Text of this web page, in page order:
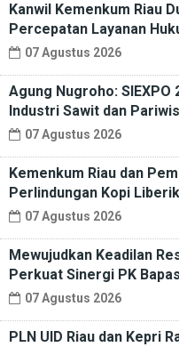
Kanwil Kemenkum Riau
Percepatan Layanan
07 Agustus 2026
Agung Nugroho:
Industri Sawit dan
07 Agustus 2026
Kemenkum Riau dan
Perlindungan Kopi
07 Agustus 2026
Mewujudkan Keadilan
Perkuat Sinergi PK
07 Agustus 2026
PLN UID Riau dan Kepri